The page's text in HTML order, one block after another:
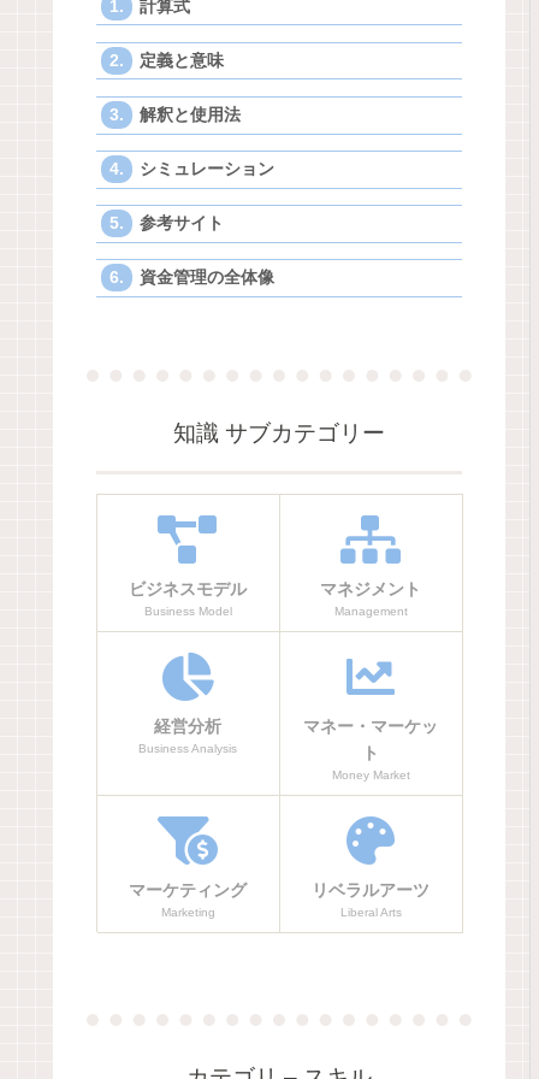
計算式
定義と意味
解釈と使用法
シミュレーション
参考サイト
資金管理の全体像
知識 サブカテゴリー
ビジネスモデル
Business Model
マネジメント
Management
経営分析
Business Analysis
マネー・マーケッ
ト
Money Market
マーケティング
Marketing
リベラルアーツ
Liberal Arts